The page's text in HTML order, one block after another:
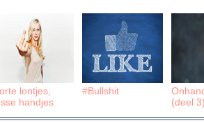
lontjes,
handjes
#Bullshit
(deel 3)